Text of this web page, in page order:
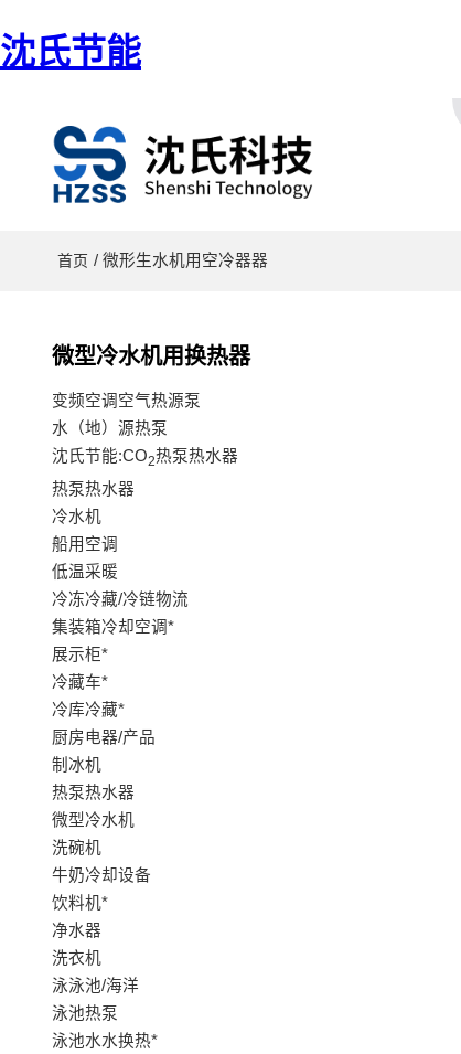
沈氏节能
首页 / 微形生水机用空冷器器
微型冷水机用换热器
变频空调空气热源泵
水（地）源热泵
沈氏节能:CO2热泵热水器
热泵热水器
冷水机
船用空调
低温采暖
冷冻冷藏/冷链物流
集装箱冷却空调*
展示柜*
冷藏车*
冷库冷藏*
厨房电器/产品
制冰机
热泵热水器
微型冷水机
洗碗机
牛奶冷却设备
饮料机*
净水器
洗衣机
泳泳池/海洋
泳池热泵
泳池水水换热*